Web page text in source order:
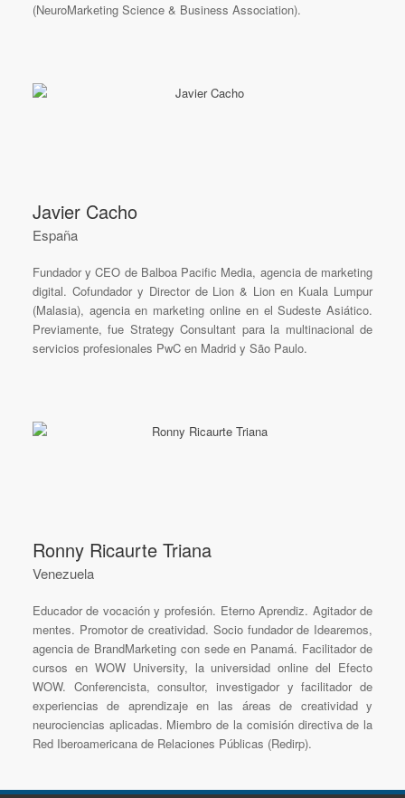
(NeuroMarketing Science & Business Association).
Javier Cacho
España
Fundador y CEO de Balboa Pacific Media, agencia de marketing
digital. Cofundador y Director de Lion & Lion en Kuala Lumpur
(Malasia), agencia en marketing online en el Sudeste Asiático.
Previamente, fue Strategy Consultant para la multinacional de
servicios profesionales PwC en Madrid y São Paulo.
Ronny Ricaurte Triana
Venezuela
Educador de vocación y profesión. Eterno Aprendiz. Agitador de
mentes. Promotor de creatividad. Socio fundador de Idearemos,
agencia de BrandMarketing con sede en Panamá. Facilitador de
cursos en WOW University, la universidad online del Efecto
WOW. Conferencista, consultor, investigador y facilitador de
experiencias de aprendizaje en las áreas de creatividad y
neurociencias aplicadas. Miembro de la comisión directiva de la
Red Iberoamericana de Relaciones Públicas (Redirp).